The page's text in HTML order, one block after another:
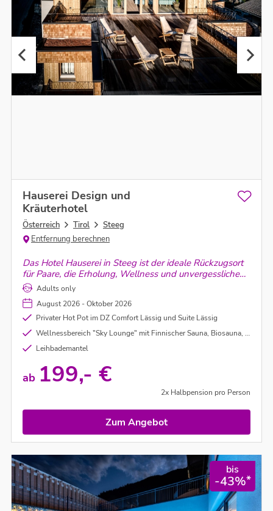
Hauserei Design und
Kräuterhotel
Österreich Tirol
Steeg
Entfernung berechnen
Das Hotel Hauserei in Steeg ist der ideale Rückzugsort
für Paare, die Erholung, Wellness und unvergessliche
gemeinsame Momente inmitten der beeindruckenden
Natur des Lechtals suchen
Adults only
August 2026 - Oktober 2026
Privater Hot Pot im DZ Comfort Lässig und Suite Lässig
Wellnessbereich "Sky Lounge" mit Finnischer Sauna, Biosauna, Dampfbad, Infrarotkabine und Ruheraum
Leihbademantel
ab 199,- €
2x Halbpension pro Person
Zum Angebot
bis
-43%*